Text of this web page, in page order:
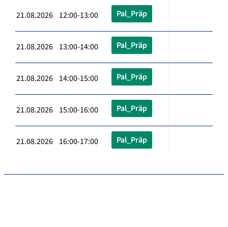
21.08.2026 12:00-13:00 Pal_Präp
21.08.2026 13:00-14:00 Pal_Präp
21.08.2026 14:00-15:00 Pal_Präp
21.08.2026 15:00-16:00 Pal_Präp
21.08.2026 16:00-17:00 Pal_Präp